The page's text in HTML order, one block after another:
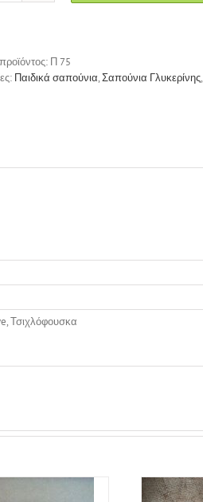
Π 75
Παιδικά σαπούνια,Σαπούνια Γλυκερίνης,
Τσιχλόφουσκα